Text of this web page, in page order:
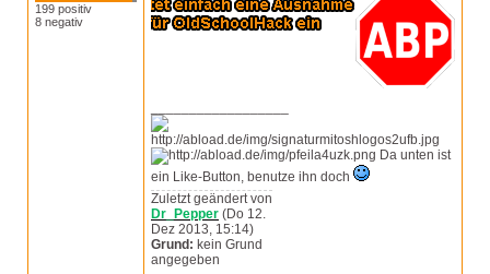
199 positiv
8 negativ
Da unten ist
ein Like-Button, benutze ihn doch
Zuletzt geändert von
Dr_Pepper (Do 12.
Dez 2013, 15:14)
Grund: kein Grund
angegeben